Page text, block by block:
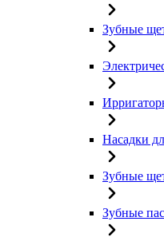
Зубные
Насадки
Зубные
Зубные